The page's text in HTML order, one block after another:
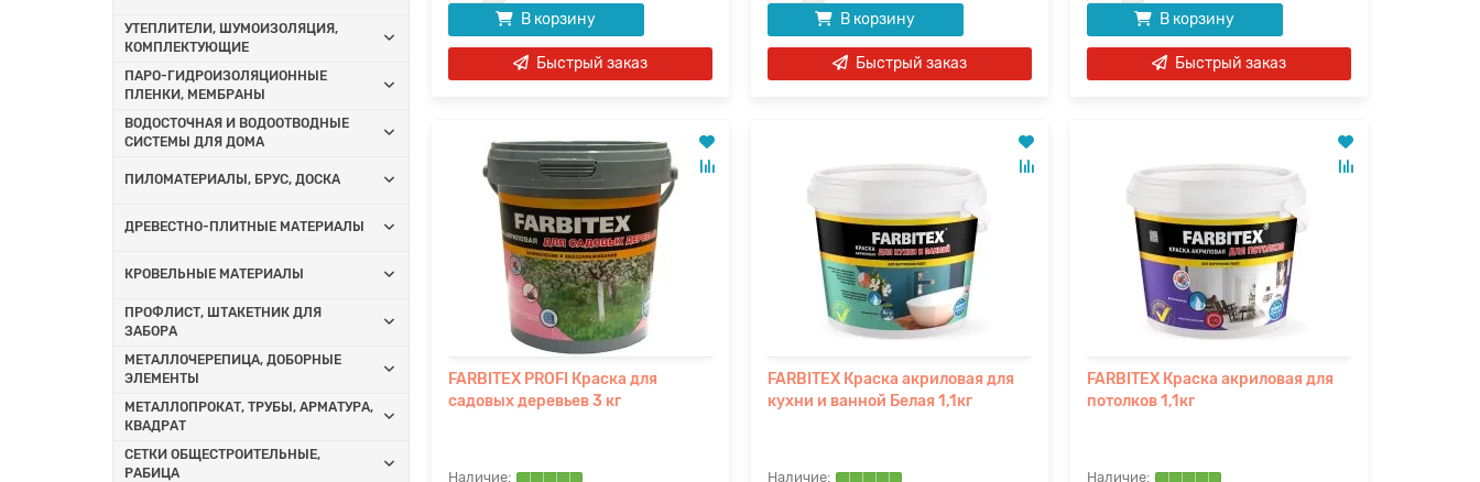
УТЕПЛИТЕЛИ, ШУМОИЗОЛЯЦИЯ,
КОМПЛЕКТУЮЩИЕ
ПАРО-ГИДРОИЗОЛЯЦИОННЫЕ
ПЛЕНКИ, МЕМБРАНЫ
ВОДОСТОЧНАЯ И ВОДООТВОДНЫЕ
СИСТЕМЫ ДЛЯ ДОМА
ПИЛОМАТЕРИАЛЫ, БРУС, ДОСКА
ДРЕВЕСТНО-ПЛИТНЫЕ МАТЕРИАЛЫ
КРОВЕЛЬНЫЕ МАТЕРИАЛЫ
ПРОФЛИСТ, ШТАКЕТНИК ДЛЯ
ЗАБОРА
МЕТАЛЛОЧЕРЕПИЦА, ДОБОРНЫЕ
ЭЛЕМЕНТЫ
МЕТАЛЛОПРОКАТ, ТРУБЫ, АРМАТУРА,
КВАДРАТ
СЕТКИ ОБЩЕСТРОИТЕЛЬНЫЕ,
РАБИЦА
В корзину
Быстрый заказ
В корзину
Быстрый заказ
В корзину
Быстрый заказ
FARBITEX PROFI Краска для
садовых деревьев 3 кг
FARBITEX Краска акриловая для
кухни и ванной Белая 1,1кг
FARBITEX Краска акриловая для
потолков 1,1кг